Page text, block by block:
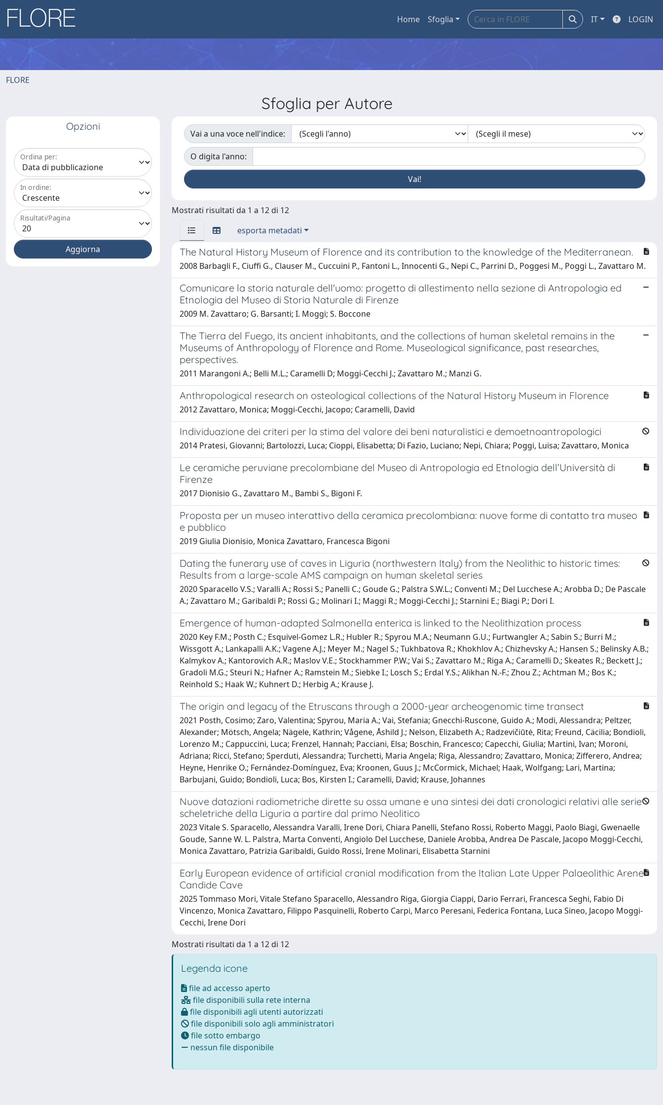
Home Sfoglia IT LOGIN
FLORE
Sfoglia per Autore
Opzioni
Ordina per:
In ordine:
Risultati/Pagina
Vai a una voce nell'indice:
O digita l'anno:
Mostrati risultati da 1 a 12 di 12
esporta metadati
The Natural History Museum of Florence and its contribution to the knowledge of the Mediterranean.
2008 Barbagli F., Ciuffi G., Clauser M., Cuccuini P., Fantoni L., Innocenti G., Nepi C., Parrini D., Poggesi M., Poggi L., Zavattaro M.
Comunicare la storia naturale dell'uomo: progetto di allestimento nella sezione di Antropologia ed
Etnologia del Museo di Storia Naturale di Firenze
2009 M. Zavattaro; G. Barsanti; I. Moggi; S. Boccone
The Tierra del Fuego, its ancient inhabitants, and the collections of human skeletal remains in the
Museums of Anthropology of Florence and Rome. Museological significance, past researches,
perspectives.
2011 Marangoni A.; Belli M.L.; Caramelli D; Moggi-Cecchi J.; Zavattaro M.; Manzi G.
Anthropological research on osteological collections of the Natural History Museum in Florence
2012 Zavattaro, Monica; Moggi-Cecchi, Jacopo; Caramelli, David
Individuazione dei criteri per la stima del valore dei beni naturalistici e demoetnoantropologici
2014 Pratesi, Giovanni; Bartolozzi, Luca; Cioppi, Elisabetta; Di Fazio, Luciano; Nepi, Chiara; Poggi, Luisa; Zavattaro, Monica
Le ceramiche peruviane precolombiane del Museo di Antropologia ed Etnologia dell’Università di
Firenze
2017 Dionisio G., Zavattaro M., Bambi S., Bigoni F.
Proposta per un museo interattivo della ceramica precolombiana: nuove forme di contatto tra museo
e pubblico
2019 Giulia Dionisio, Monica Zavattaro, Francesca Bigoni
Dating the funerary use of caves in Liguria (northwestern Italy) from the Neolithic to historic times:
Results from a large-scale AMS campaign on human skeletal series
2020 Sparacello V.S.; Varalli A.; Rossi S.; Panelli C.; Goude G.; Palstra S.W.L.; Conventi M.; Del Lucchese A.; Arobba D.; De Pascale
A.; Zavattaro M.; Garibaldi P.; Rossi G.; Molinari I.; Maggi R.; Moggi-Cecchi J.; Starnini E.; Biagi P.; Dori I.
Emergence of human-adapted Salmonella enterica is linked to the Neolithization process
2020 Key F.M.; Posth C.; Esquivel-Gomez L.R.; Hubler R.; Spyrou M.A.; Neumann G.U.; Furtwangler A.; Sabin S.; Burri M.;
Wissgott A.; Lankapalli A.K.; Vagene A.J.; Meyer M.; Nagel S.; Tukhbatova R.; Khokhlov A.; Chizhevsky A.; Hansen S.; Belinsky A.B.;
Kalmykov A.; Kantorovich A.R.; Maslov V.E.; Stockhammer P.W.; Vai S.; Zavattaro M.; Riga A.; Caramelli D.; Skeates R.; Beckett J.;
Gradoli M.G.; Steuri N.; Hafner A.; Ramstein M.; Siebke I.; Losch S.; Erdal Y.S.; Alikhan N.-F.; Zhou Z.; Achtman M.; Bos K.;
Reinhold S.; Haak W.; Kuhnert D.; Herbig A.; Krause J.
The origin and legacy of the Etruscans through a 2000-year archeogenomic time transect
2021 Posth, Cosimo; Zaro, Valentina; Spyrou, Maria A.; Vai, Stefania; Gnecchi-Ruscone, Guido A.; Modi, Alessandra; Peltzer,
Alexander; Mötsch, Angela; Nägele, Kathrin; Vågene, Åshild J.; Nelson, Elizabeth A.; Radzevičiūtė, Rita; Freund, Cäcilia; Bondioli,
Lorenzo M.; Cappuccini, Luca; Frenzel, Hannah; Pacciani, Elsa; Boschin, Francesco; Capecchi, Giulia; Martini, Ivan; Moroni,
Adriana; Ricci, Stefano; Sperduti, Alessandra; Turchetti, Maria Angela; Riga, Alessandro; Zavattaro, Monica; Zifferero, Andrea;
Heyne, Henrike O.; Fernández-Domínguez, Eva; Kroonen, Guus J.; McCormick, Michael; Haak, Wolfgang; Lari, Martina;
Barbujani, Guido; Bondioli, Luca; Bos, Kirsten I.; Caramelli, David; Krause, Johannes
Nuove datazioni radiometriche dirette su ossa umane e una sintesi dei dati cronologici relativi alle serie
scheletriche della Liguria a partire dal primo Neolitico
2023 Vitale S. Sparacello, Alessandra Varalli, Irene Dori, Chiara Panelli, Stefano Rossi, Roberto Maggi, Paolo Biagi, Gwenaelle
Goude, Sanne W. L. Palstra, Marta Conventi, Angiolo Del Lucchese, Daniele Arobba, Andrea De Pascale, Jacopo Moggi-Cecchi,
Monica Zavattaro, Patrizia Garibaldi, Guido Rossi, Irene Molinari, Elisabetta Starnini
Early European evidence of artificial cranial modification from the Italian Late Upper Palaeolithic Arene
Candide Cave
2025 Tommaso Mori, Vitale Stefano Sparacello, Alessandro Riga, Giorgia Ciappi, Dario Ferrari, Francesca Seghi, Fabio Di
Vincenzo, Monica Zavattaro, Filippo Pasquinelli, Roberto Carpi, Marco Peresani, Federica Fontana, Luca Sineo, Jacopo Moggi-
Cecchi, Irene Dori
Mostrati risultati da 1 a 12 di 12
Legenda icone
file ad accesso aperto
file disponibili sulla rete interna
file disponibili agli utenti autorizzati
file disponibili solo agli amministratori
file sotto embargo
nessun file disponibile